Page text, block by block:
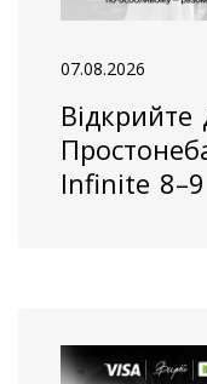
07.08.2026
Відкрийте
Infinite